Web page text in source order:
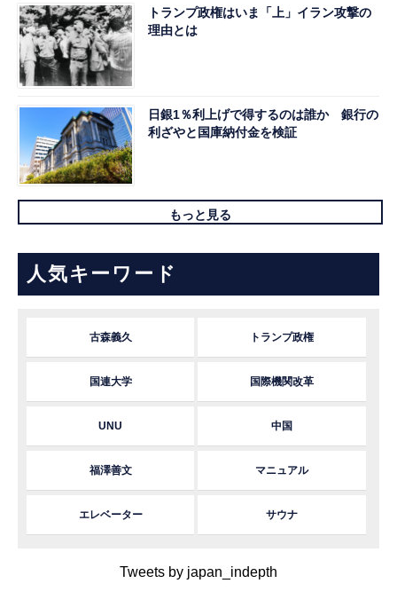
トランプ政権はいま「上」イラン攻撃の
理由とは
日銀1％利上げで得するのは誰か 銀行の
利ざやと国庫納付金を検証
もっと見る
人気キーワード
古森義久 トランプ政権
国連大学 国際機関改革
UNU 中国
福澤善文 マニュアル
エレベーター サウナ
Tweets by japan_indepth